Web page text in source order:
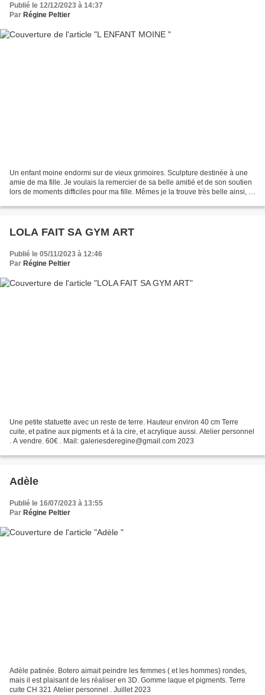
Publié le 12/12/2023 à 14:37
Par Régine Peltier
Un enfant moine endormi sur de vieux grimoires. Sculpture destinée à une
amie de ma fille. Je voulais la remercier de sa belle amitié et de son soutien
lors de moments difficiles pour ma fille. Mêmes je la trouve très belle ainsi, je
LOLA FAIT SA GYM ART
Publié le 05/11/2023 à 12:46
Par Régine Peltier
Une petite statuette avec un reste de terre. Hauteur environ 40 cm Terre
cuite, et patine aux pigments et à la cire, et acrylique aussi. Atelier personnel
. A vendre. 60€ . Mail: galeriesderegine@gmail.com 2023
Adèle
Publié le 16/07/2023 à 13:55
Par Régine Peltier
Adèle patinée. Botero aimait peindre les femmes ( et les hommes) rondes,
mais il est plaisant de les réaliser en 3D. Gomme laque et pigments. Terre
cuite CH 321 Atelier personnel . Juillet 2023